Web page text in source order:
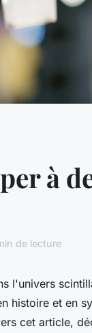
à
de lecture
l'univers
histoire et en
cet article,